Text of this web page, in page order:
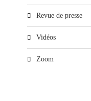
Revue de presse
Vidéos
Zoom